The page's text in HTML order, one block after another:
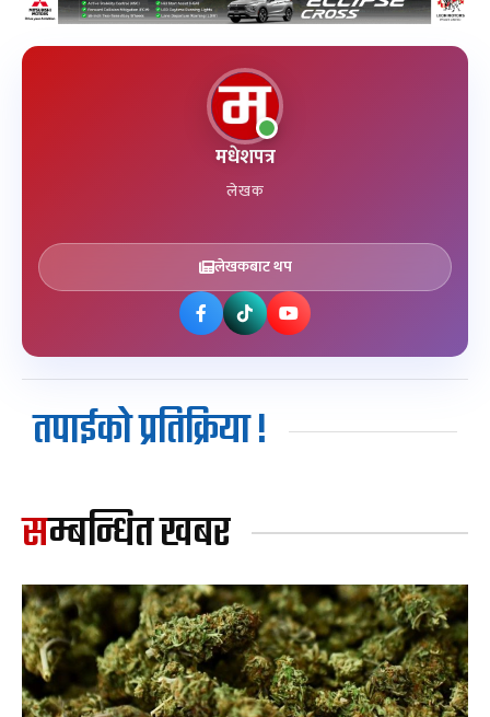
मधेशपत्र
लेखक
लेखकबाट थप
तपाईको प्रतिक्रिया !
सम्बन्धित खबर